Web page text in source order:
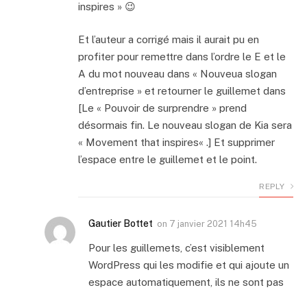
inspires » 😉
Et l’auteur a corrigé mais il aurait pu en
profiter pour remettre dans l’ordre le E et le
A du mot nouveau dans « Nouveua slogan
d’entreprise » et retourner le guillemet dans
[Le « Pouvoir de surprendre » prend
désormais fin. Le nouveau slogan de Kia sera
« Movement that inspires« .] Et supprimer
l’espace entre le guillemet et le point.
REPLY
Gautier Bottet on 7 janvier 2021 14h45
Pour les guillemets, c’est visiblement
WordPress qui les modifie et qui ajoute un
espace automatiquement, ils ne sont pas